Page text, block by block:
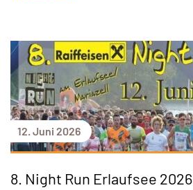
12. Juni 2026
8. Night Run Erlaufsee 2026